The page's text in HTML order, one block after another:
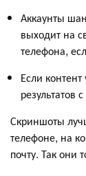
Аккаунты
выходит на
телефона,
Если
результатов
Скриншоты
телефоне, на
почту. Так они